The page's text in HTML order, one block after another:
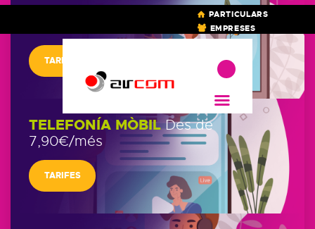
PARTICULARS
EMPRESES
INICI
INTERNET RADIO
FIBRA
CENTRALETA
PORTAL CLIENT
Des de 89€/més
TARIFES
TELEFONÍA MÒBILDes de
7,90€/més
TARIFES